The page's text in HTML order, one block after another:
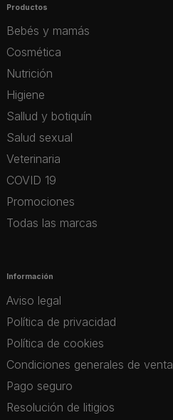
Productos
Bebés y mamás
Cosmética
Nutrición
Higiene
Sallud y botiquín
Salud sexual
Veterinaria
COVID 19
Promociones
Todas las marcas
Información
Aviso legal
Política de privacidad
Política de cookies
Condiciones generales de venta
Pago seguro
Resolución de litigios